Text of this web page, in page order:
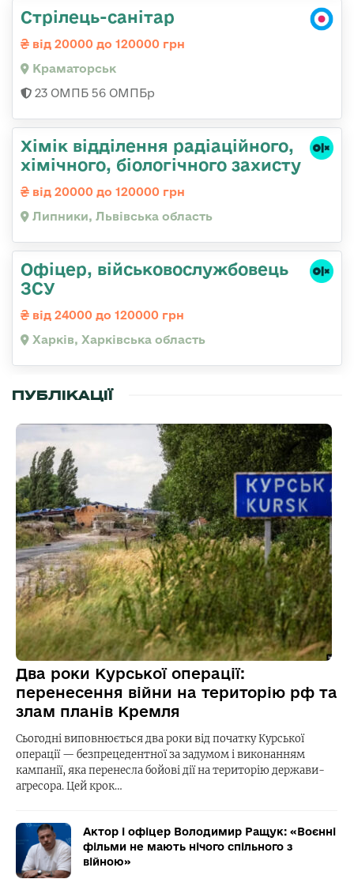
Стрілець-санітар
від 20000 до 120000 грн
Краматорськ
23 ОМПБ 56 ОМПБр
Хімік відділення радіаційного,
хімічного, біологічного захисту
від 20000 до 120000 грн
Липники, Львівська область
Офіцер, військовослужбовець
ЗСУ
від 24000 до 120000 грн
Харків, Харківська область
ПУБЛІКАЦІЇ
Два роки Курської операції:
перенесення війни на територію рф та
злам планів Кремля
Сьогодні виповнюється два роки від початку Курської
операції — безпрецедентної за задумом і виконанням
кампанії, яка перенесла бойові дії на територію держави-
агресора. Цей крок…
Актор і офіцер Володимир Ращук: «Воєнні
фільми не мають нічого спільного з
війною»